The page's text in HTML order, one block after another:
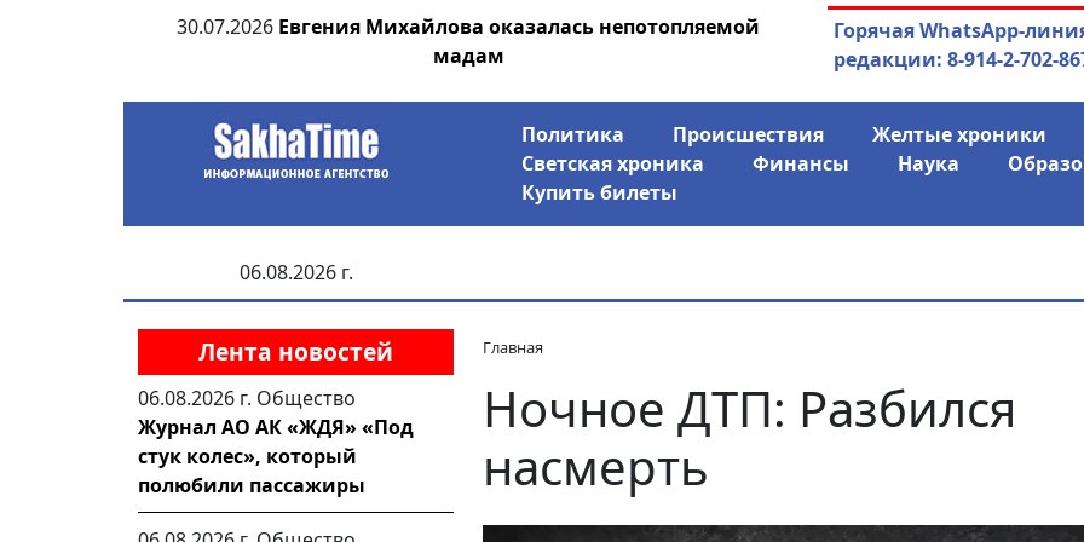
30.07.2026 Евгения Михайлова оказалась непотопляемой
мадам
30.07.2026 Экс-спикер
совладельцем
Горячая WhatsApp-
редакции: 8-914-2-702-
Политика Происшествия Желтые хроники
Светская хроника
Финансы Наука
Купить билеты
06.08.2026 г.
Лента новостей
06.08.2026 г. Общество
Журнал АО АК «ЖДЯ» «Под
стук колес», который
полюбили пассажиры
Главная
Ночное ДТП: Разбился
насмерть